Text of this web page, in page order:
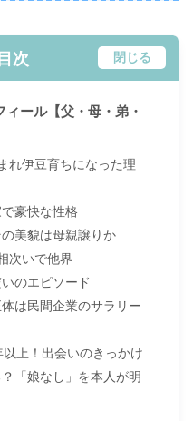
次 閉じる
ール【父・母・弟・
れ伊豆育ちになった理
豪快な性格
美貌は母親譲りか
次いで他界
のエピソード
は民間企業のサラリー
上！出会いのきっかけ
「娘なし」を本人が明